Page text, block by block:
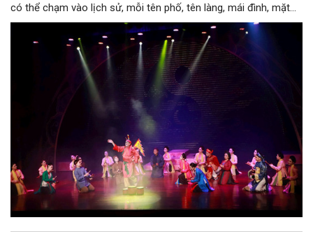
có thể chạm vào lịch sử, mỗi tên phố, tên làng, mái đình, mặt
hồ, nếp nhà, câu hát, món ăn, làn điệu, nghề thủ công đều có
thể kể một câu chuyện về chiều sâu văn hiến của dân tộc.
Nhưng trong kỷ nguyên mới, câu hỏi đặt ra không chỉ Hà Nội có
bao nhiêu di sản, bao nhiêu văn nghệ sĩ, trí thức, không gian ký
ức, mà là làm thế nào để những giá trị ấy trở thành nguồn lực
phát triển, thành sức mạnh mềm, thành động lực sáng tạo,
thành năng lực cạnh tranh của Thủ đô.